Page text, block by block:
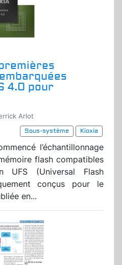
4.0 pour
Arlot
Sous-système
Kioxia
l’échantillonnage
flash compatibles
UFS (Universal Flash
conçus pour le
en...